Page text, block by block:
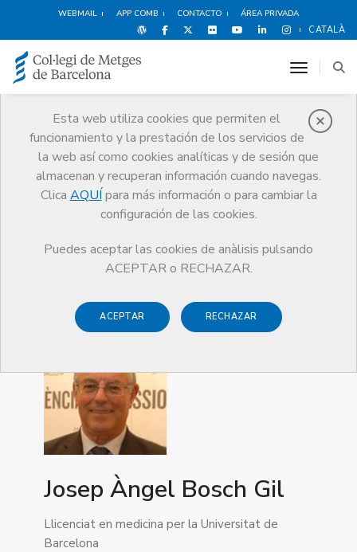
WEBMAIL APP COMB CONTACTO ÁREA PRIVADA
CATALÀ
Esta web utiliza cookies que permiten el
funcionamiento y la prestación de los servicios de
la web así como cookies analíticas y de sesión que
almacenan y recuperan información cuando navegas.
Clica AQUÍ para más información o para cambiar la
configuración de las cookies.
Puedes aceptar las cookies de anàlisis pulsando
ACEPTAR o RECHAZAR.
ACEPTAR RECHAZAR
toggle
Premios
El CoMB Guardonat Edició 2014
Guardonat Edició 2014
Josep Àngel Bosch Gil
Llicenciat en medicina per la Universitat de
Barcelona